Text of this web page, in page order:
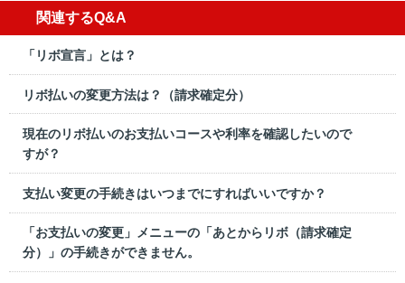
関連するQ&A
「リボ宣言」とは？
リボ払いの変更方法は？（請求確定分）
現在のリボ払いのお支払いコースや利率を確認したいので
すが？
支払い変更の手続きはいつまでにすればいいですか？
「お支払いの変更」メニューの「あとからリボ（請求確定
分）」の手続きができません。